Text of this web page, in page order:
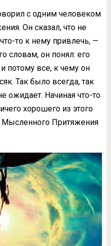
с од­ним человеком
Он сказал, что не
то к нему привлечь, —
словам, он понял: его
потому все, к чему он
Так было всегда, так
ожидает. Начиная что-то
хорошего из этого
Мысленного Притяжения